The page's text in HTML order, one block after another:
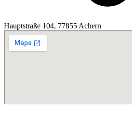
Hauptstraße 104, 77855 Achern